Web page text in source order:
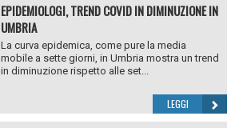
EPIDEMIOLOGI, TREND COVID IN DIMINUZIONE IN
UMBRIA
La curva epidemica, come pure la media
mobile a sette giorni, in Umbria mostra un trend
in diminuzione rispetto alle set...
LEGGI